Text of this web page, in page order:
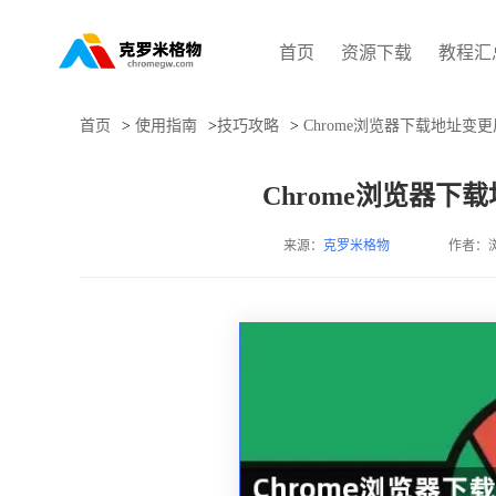
首页 资源下载 教程汇
首页 > 使用指南 >技巧攻略 > Chrome浏览器下载地址变
Chrome浏览器下
来源： 克罗米格物 作者：